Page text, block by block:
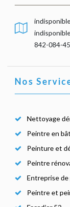
842-084-
Nos
Nettoyage
Peintre en
Peinture et
Peintre
Entreprise
Peintre et